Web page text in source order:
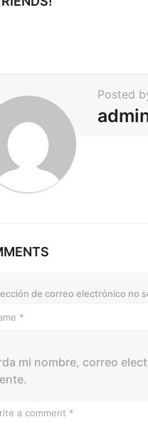
Posted
de correo electrónico no
mi nombre, correo